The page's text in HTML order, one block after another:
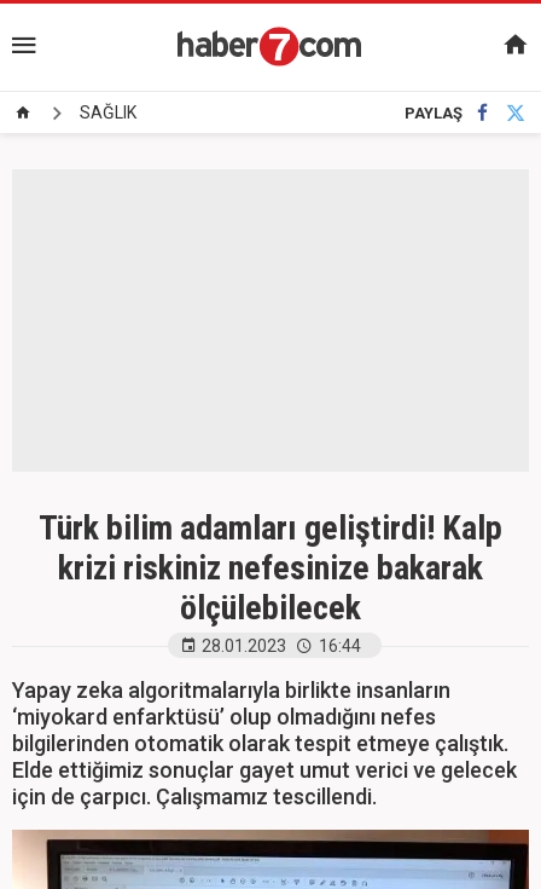
SAĞLIK PAYLAŞ
Türk bilim adamları geliştirdi! Kalp
krizi riskiniz nefesinize bakarak
ölçülebilecek
28.01.2023 16:44
Yapay zeka algoritmalarıyla birlikte insanların
‘miyokard enfarktüsü’ olup olmadığını nefes
bilgilerinden otomatik olarak tespit etmeye çalıştık.
Elde ettiğimiz sonuçlar gayet umut verici ve gelecek
için de çarpıcı. Çalışmamız tescillendi.